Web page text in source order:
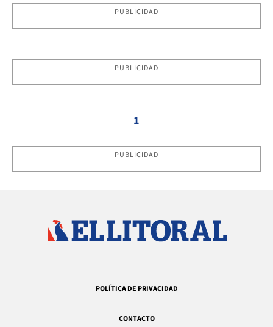
PUBLICIDAD
PUBLICIDAD
1
PUBLICIDAD
POLÍTICA DE PRIVACIDAD
CONTACTO